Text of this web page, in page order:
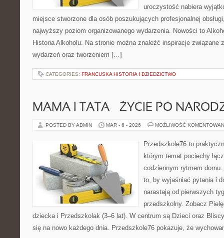
uroczystość nabiera
miejsce stworzone dla osób poszukujących profesjonalnej
najwyższy poziom organizowanego wydarzenia. Nowości to
Historia Alkoholu. Na stronie można znaleźć inspiracje związane
wydarzeń oraz tworzeniem […]
CATEGORIES: FRANCUSKA HISTORIA I DZIEDZICTWO
MAMA I TATA – ŻYCIE PO
POSTED BY ADMIN MAR - 6 - 2026 MOŻLIWOŚĆ
Przedszkole76 to
którym temat pociechy
codziennym rytmem
to, by wyjaśniać pytania i
narastają od pierwszych
przedszkolny. Zobacz
dziecka i Przedszkolak (3–6 lat). W centrum są Dzieci oraz
się na nowo każdego dnia. Przedszkole76 pokazuje, że